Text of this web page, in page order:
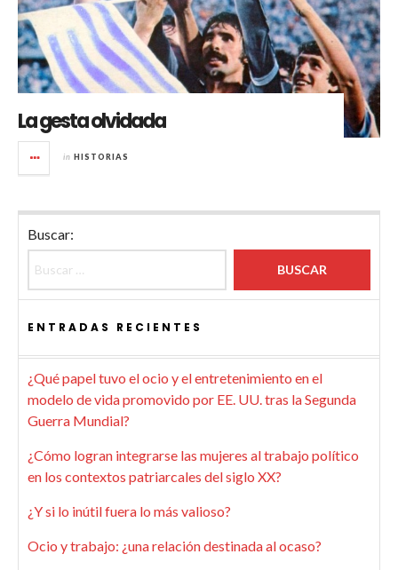
La gesta olvidada
in HISTORIAS
Buscar:
ENTRADAS RECIENTES
¿Qué papel tuvo el ocio y el entretenimiento en el
modelo de vida promovido por EE. UU. tras la Segunda
Guerra Mundial?
¿Cómo logran integrarse las mujeres al trabajo político
en los contextos patriarcales del siglo XX?
¿Y si lo inútil fuera lo más valioso?
Ocio y trabajo: ¿una relación destinada al ocaso?